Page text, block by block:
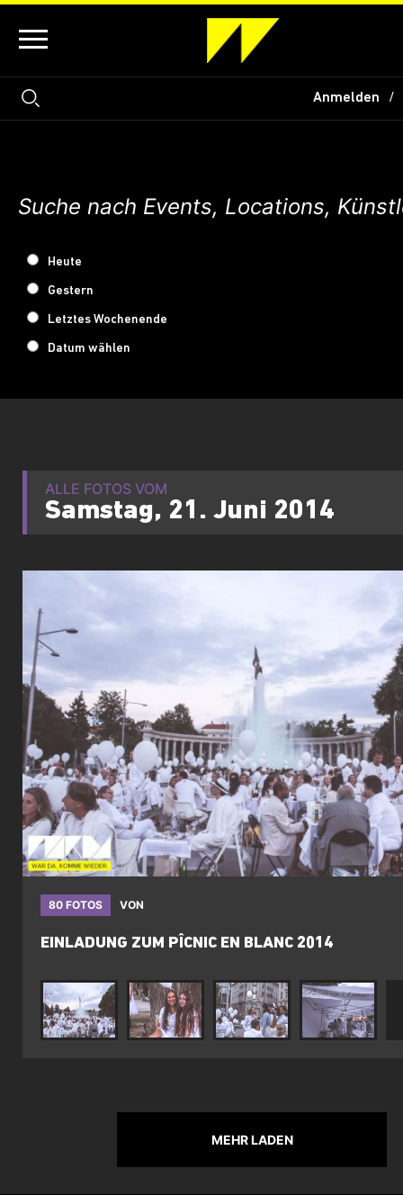
Anmelden
Heute
Gestern
Letztes Wochenende
Datum wählen
ALLE FOTOS VOM
Samstag, 21. Juni 2014
80 FOTOS VON
EINLADUNG ZUM PÎCNIC EN BLANC 2014
MEHR LADEN